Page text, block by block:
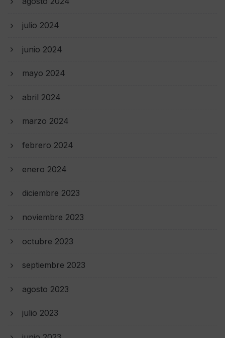
julio 2024
junio 2024
mayo 2024
abril 2024
marzo 2024
febrero 2024
enero 2024
diciembre 2023
noviembre 2023
octubre 2023
septiembre 2023
agosto 2023
julio 2023